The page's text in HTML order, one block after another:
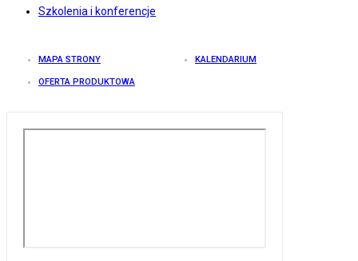
Szkolenia i konferencje
MAPA STRONY KALENDARIUM
OFERTA PRODUKTOWA